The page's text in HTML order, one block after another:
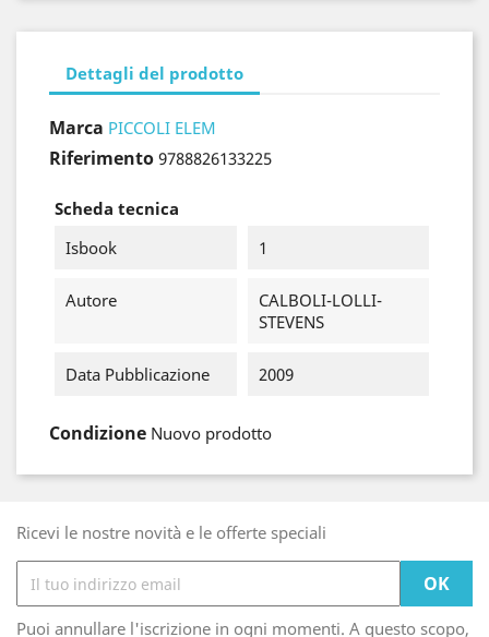
Dettagli del prodotto
Marca PICCOLI ELEM
Riferimento 9788826133225
Scheda tecnica
Isbook
1
Autore
CALBOLI-LOLLI-
STEVENS
Data Pubblicazione 2009
Condizione Nuovo prodotto
Ricevi le nostre novità e le offerte speciali
Puoi annullare l'iscrizione in ogni momenti. A questo scopo,